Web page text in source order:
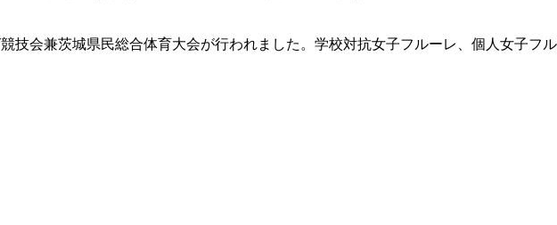
技会兼茨城県民総合体育大会が行われました。学校対抗女子フルーレ、個人女子フル